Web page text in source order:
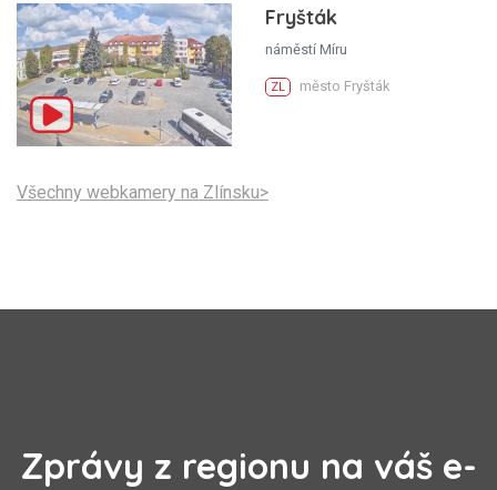
Fryšták
náměstí Míru
ZL město Fryšták
Všechny webkamery na Zlínsku>
Zprávy z regionu na váš e-